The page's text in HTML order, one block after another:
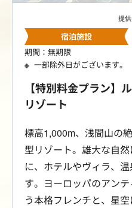
提
宿泊施設
期間：無期限
一部除外日がございます。
【特別料金プラン】
リゾート
標高1,000m、浅間山の
型リゾート。雄大な自
に、ホテルやヴィラ、
す。ヨーロッパのアン
う本格フレンチと、星